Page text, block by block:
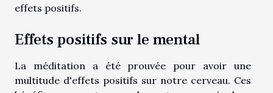
effets positifs.
Effets positifs sur le mental
La méditation a été prouvée pour avoir une
multitude d'effets positifs sur notre cerveau. Ces